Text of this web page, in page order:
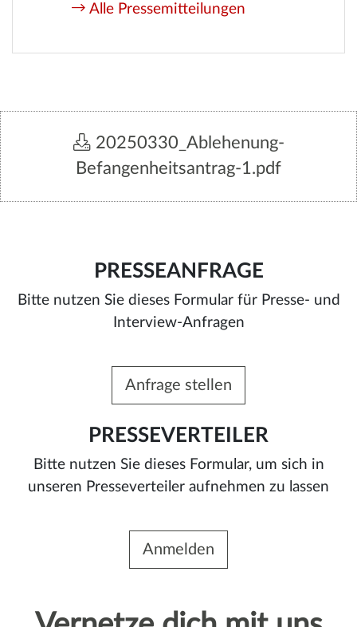
Alle Pressemitteilungen
20250330_Ablehenung-
Befangenheitsantrag-1.pdf
PRESSEANFRAGE
Bitte nutzen Sie dieses Formular für Presse- und
Interview-Anfragen
Anfrage stellen
PRESSEVERTEILER
Bitte nutzen Sie dieses Formular, um sich in
unseren Presseverteiler aufnehmen zu lassen
Anmelden